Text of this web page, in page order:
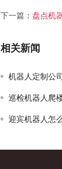
下一篇： 盘点机
相关新闻
机器人定制公司
巡检机器人爬楼
迎宾机器人怎